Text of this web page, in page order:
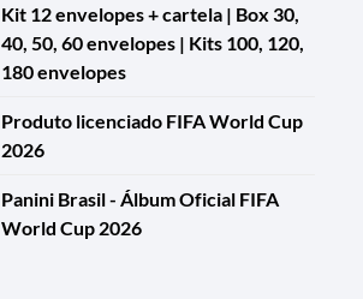
Kit 12 envelopes + cartela | Box 30,
40, 50, 60 envelopes | Kits 100, 120,
180 envelopes
Produto licenciado FIFA World Cup
2026
Panini Brasil - Álbum Oficial FIFA
World Cup 2026